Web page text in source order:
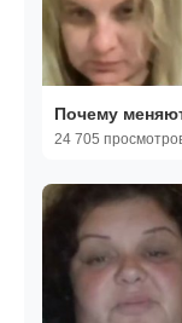
Почему
24 705